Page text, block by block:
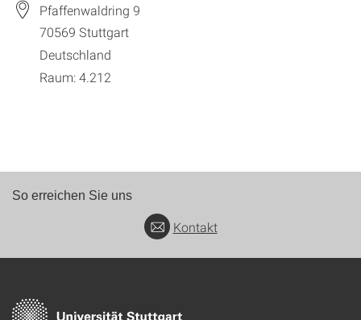
Pfaffenwaldring 9
70569 Stuttgart
Deutschland
Raum: 4.212
So erreichen Sie uns
Kontakt